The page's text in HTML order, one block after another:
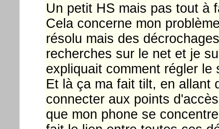
Un petit HS mais pas tout à
Cela concerne mon
résolu mais des
recherches sur le net et je
expliquait comment régler le
Et là ça ma fait tilt, en allant
connecter aux points
que mon phone se